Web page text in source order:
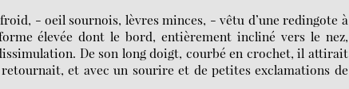
- oeil sournois, lèvres minces, - vêtu d’une redingote à
élevée dont le bord, entièrement incliné vers le nez,
De son long doigt, courbé en crochet, il attirait
et avec un sourire et de petites exclamations de